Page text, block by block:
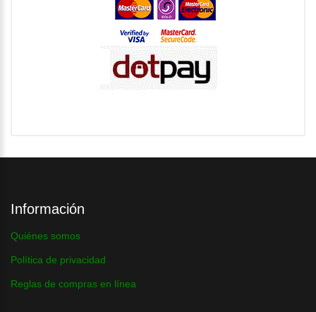
Información
Quiénes somos
Política de privacidad
Reglas de compras en línea